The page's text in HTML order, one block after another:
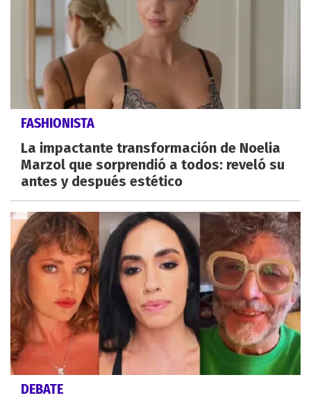
FASHIONISTA
La impactante transformación de Noelia
Marzol que sorprendió a todos: reveló su
antes y después estético
DEBATE